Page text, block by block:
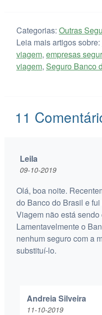
Categorias: Outras
Leia mais artigos sobre:
viagem, empresas
viagem, Seguro Banco
11
Leila
09-10-2019
Olá, boa noite.
do Banco do Brasil e
Viagem não está
Lamentavelmente o
nenhum seguro com a
substituí-lo.
Andreia Silveira
11-10-2019